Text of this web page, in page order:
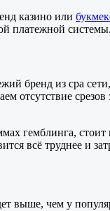
казино или
платежной системы.
бренд из cpa
отсутствие
гемблинга,
всё труднее и
выше, чем у